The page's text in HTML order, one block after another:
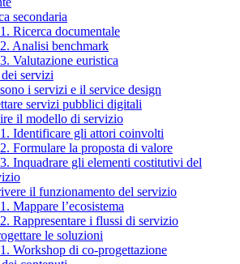
secondaria
Ricerca documentale
Analisi benchmark
Valutazione euristica
servizi
i servizi e il service design
servizi pubblici digitali
il modello di servizio
Identificare gli attori coinvolti
Formulare la proposta di valore
Inquadrare gli elementi costitutivi del
il funzionamento del servizio
Mappare l’ecosistema
Rappresentare i flussi di servizio
le soluzioni
Workshop di co-progettazione